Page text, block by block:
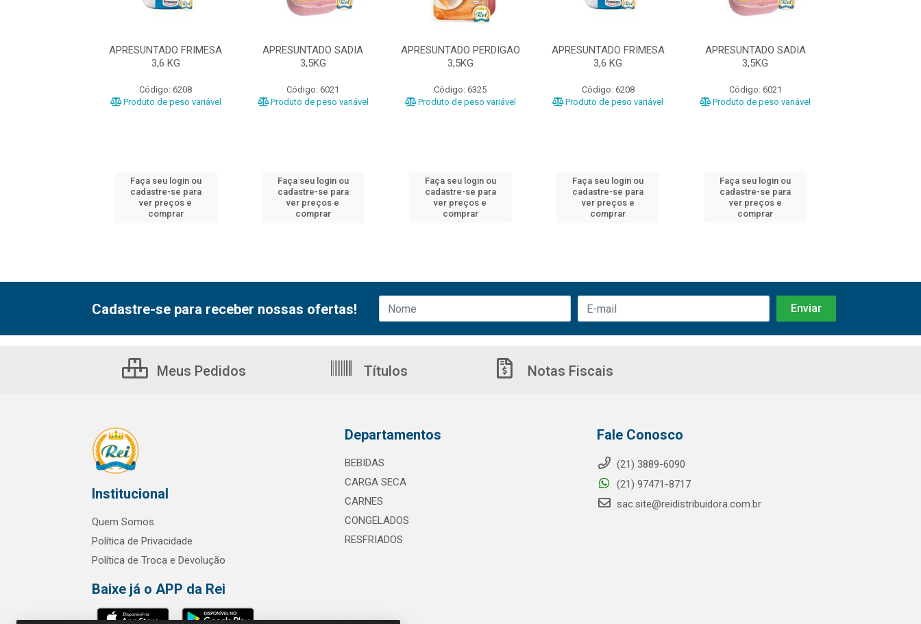
APRESUNTADO FRIMESA
3,6 KG
Código: 6208
Produto de peso variável
Faça seu login ou
cadastre-se para
ver preços e
comprar
APRESUNTADO SADIA
3,5KG
Código: 6021
Produto de peso variável
Faça seu login ou
cadastre-se para
ver preços e
comprar
APRESUNTADO PERDIGAO
3,5KG
Código: 6325
Produto de peso variável
Faça seu login ou
cadastre-se para
ver preços e
comprar
APRESUNTADO FRIMESA
3,6 KG
Código: 6208
Produto de peso variável
Faça seu login ou
cadastre-se para
ver preços e
comprar
APRESUNTADO SADIA
3,5KG
Código: 6021
Produto de peso variável
Faça seu login ou
cadastre-se para
ver preços e
comprar
Cadastre-se para receber nossas ofertas!
Meus Pedidos Títulos Notas Fiscais
Institucional
Quem Somos
Política de Privacidade
Política de Troca e Devolução
Baixe já o APP da Rei
Departamentos
BEBIDAS
CARGA SECA
CARNES
CONGELADOS
RESFRIADOS
Fale Conosco
(21) 3889-6090
(21) 97471-8717
sac.site@reidistribuidora.com.br